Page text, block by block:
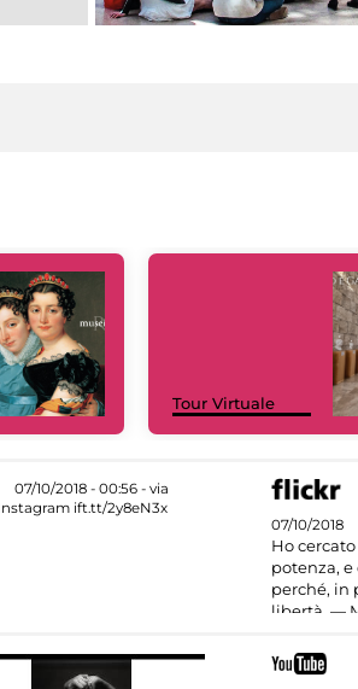
Tour Virtuale
07/10/2018
Ho
potenza,
perché, in
libertà. —